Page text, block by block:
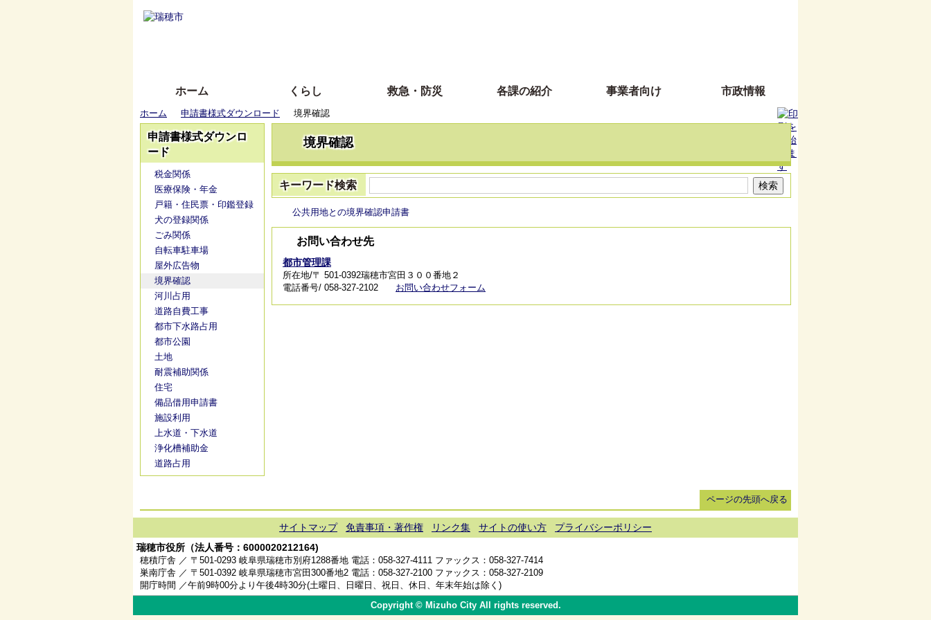
ホーム くらし 救急・防災 各課の紹介 事業者向け 市政情報
ホーム 申請書様式ダウンロード 境界確認
申請書様式ダウンロ
ード
税金関係
医療保険・年金
戸籍・住民票・印鑑登録
犬の登録関係
ごみ関係
自転車駐車場
屋外広告物
境界確認
河川占用
道路自費工事
都市下水路占用
都市公園
土地
耐震補助関係
住宅
備品借用申請書
施設利用
上水道・下水道
浄化槽補助金
道路占用
境界確認
キーワード検索
公共用地との境界確認申請書
お問い合わせ先
都市管理課
所在地/〒 501-0392瑞穂市宮田３００番地２
電話番号/ 058-327-2102
お問い合わせフォーム
ページの先頭へ戻る
サイトマップ 免責事項・著作権 リンク集 サイトの使い方
プライバシーポリシー
瑞穂市役所（法人番号：6000020212164)
穂積庁舎 ／ 〒501-0293 岐阜県瑞穂市別府1288番地 電話： 058-327-4111 ファックス：058-327-7414
巣南庁舎 ／ 〒501-0392 岐阜県瑞穂市宮田300番地2 電話： 058-327-2100 ファックス：058-327-2109
開庁時間 ／午前9時00分より午後4時30分(土曜日、日曜日、祝日、休日、年末年始は除く)
Copyright © Mizuho City All rights reserved.